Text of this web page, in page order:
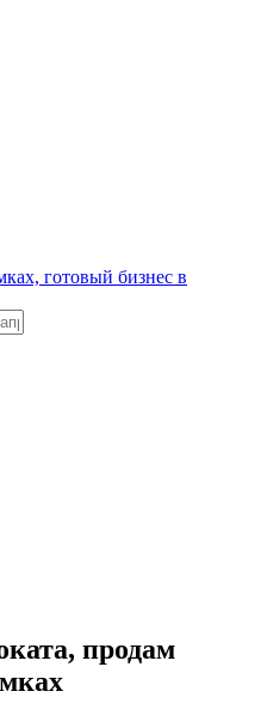
готовый бизнес в
продам